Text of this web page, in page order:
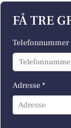
FÅ TRE
Telefonnummer
Adresse *
Adresse